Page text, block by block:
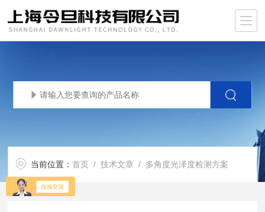
当前位置：首页 /技术文章 / 多角度光泽度检测方案